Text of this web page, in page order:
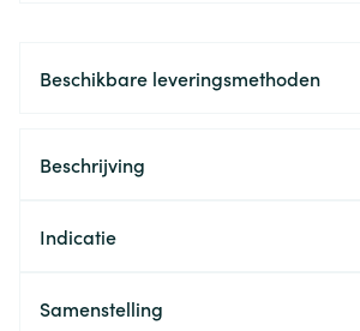
Beschikbare leveringsmethoden
Beschrijving
Indicatie
Samenstelling